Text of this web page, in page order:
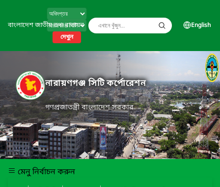
বাংলাদেশ জাতীয় তথ্য বাতায়ন
দেখুন
English
নারায়ণগঞ্জ সিটি কর্পোরেশন
গণপ্রজাতন্ত্রী বাংলাদেশ সরকার
মেনু নির্বাচন করুন